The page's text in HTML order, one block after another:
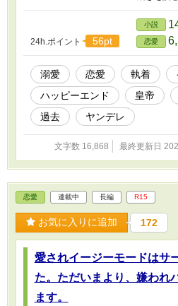
なただけ」 「！？！？！？！？！？
ミレシアの前では冷酷どころか、甘す
シナード。 果たして、ルクシナード
は――。
24h.ポイント 56pt
小説
恋愛
溺愛 恋愛 執着
ハッピーエンド
皇帝
過去
ヤンデレ
文字数 16,868 最終更新日
恋愛 連載中 長編 R15
お気に入りに追加 172
愛されイージーモードはサ
た。ただいまより、嫌われ
ます。